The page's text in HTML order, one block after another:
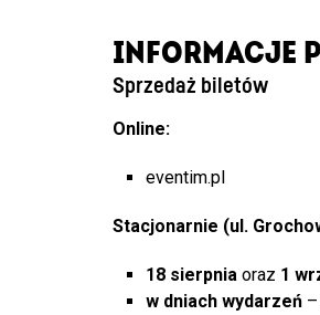
INFORMACJE
Sprzedaż biletów
Online:
eventim.pl
Stacjonarnie (ul.
18 sierpnia oraz 1
w dniach wydarzeń